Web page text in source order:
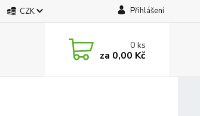
CZK Přihlášení
0ks
za 0,00 Kč